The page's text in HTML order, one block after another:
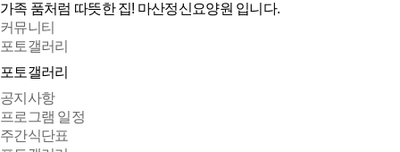
가족 품처럼 따뜻한 집! 마산정신요양원 입니다.
커뮤니티
포토갤러리
포토갤러리
공지사항
프로그램 일정
주간식단표